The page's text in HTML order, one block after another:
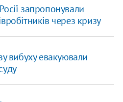
запропонували
через кризу
вибуху евакуювали